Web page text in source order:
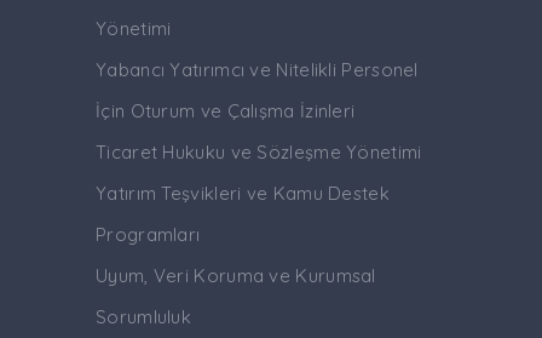
Yönetimi
Yabancı Yatırımcı ve Nitelikli Personel
İçin Oturum ve Çalışma İzinleri
Ticaret Hukuku ve Sözleşme Yönetimi
Yatırım Teşvikleri ve Kamu Destek
Programları
Uyum, Veri Koruma ve Kurumsal
Sorumluluk